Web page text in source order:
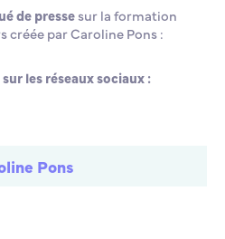
de pressesur la formation
par Caroline Pons :
les réseaux sociaux :
Pons